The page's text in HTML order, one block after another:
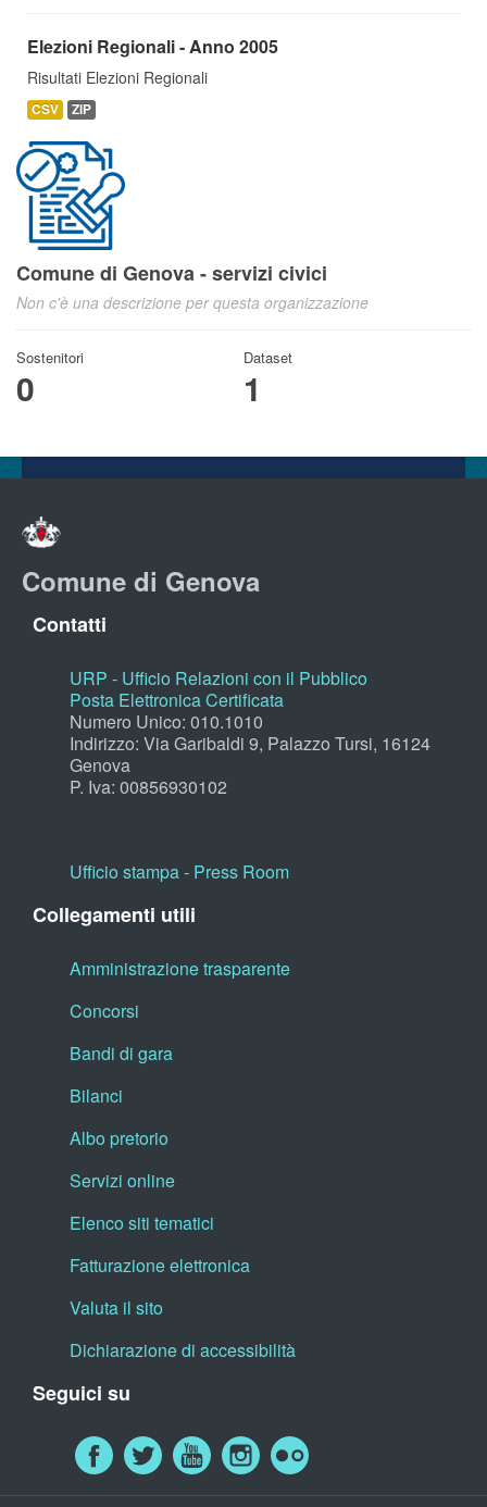
Elezioni Regionali - Anno 2005
Risultati Elezioni Regionali
CSV ZIP
Comune di Genova - servizi civici
Non c'è una descrizione per questa organizzazione
Sostenitori
0
Dataset
1
Comune di Genova
Contatti
URP - Ufficio Relazioni con il Pubblico
Posta Elettronica Certificata
Numero Unico: 010.1010
Indirizzo: Via Garibaldi 9, Palazzo Tursi, 16124
Genova
P. Iva: 00856930102
Ufficio stampa - Press Room
Collegamenti utili
Amministrazione trasparente
Concorsi
Bandi di gara
Bilanci
Albo pretorio
Servizi online
Elenco siti tematici
Fatturazione elettronica
Valuta il sito
Dichiarazione di accessibilità
Seguici su